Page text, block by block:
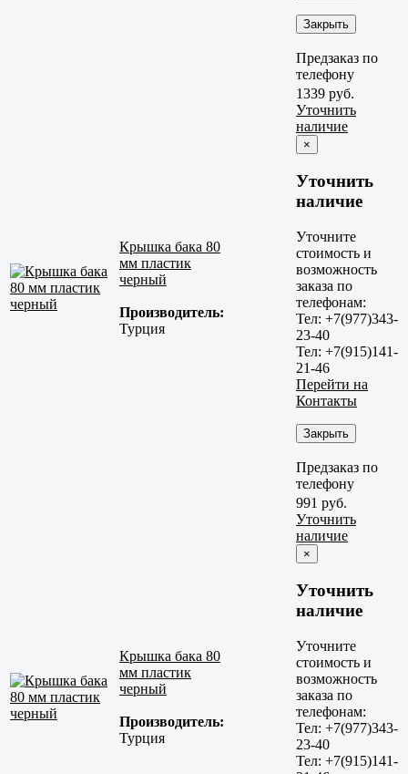
Закрыть
Предзаказ по
телефону
Крышка бака 80
мм пластик
черный
Производитель:
Турция
1339 руб.
Уточнить
наличие
×
Уточнить
наличие
Уточните
стоимость и
возможность
заказа по
телефонам:
Тел: +7(977)343-
23-40
Тел: +7(915)141-
21-46
Перейти на
Контакты
Закрыть
Предзаказ по
телефону
Крышка бака 80
мм пластик
черный
Производитель:
Турция
991 руб.
Уточнить
наличие
×
Уточнить
наличие
Уточните
стоимость и
возможность
заказа по
телефонам:
Тел: +7(977)343-
23-40
Тел: +7(915)141-